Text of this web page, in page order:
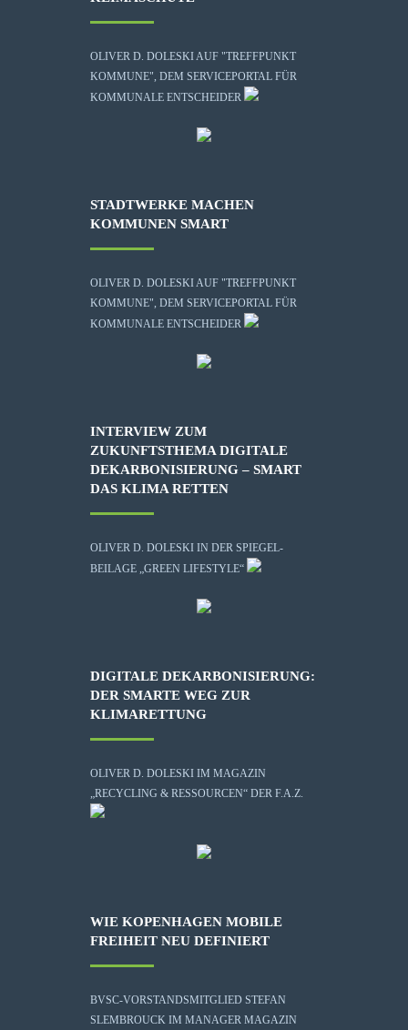
OLIVER D. DOLESKI AUF "TREFFPUNKT
KOMMUNE", DEM SERVICEPORTAL FÜR
KOMMUNALE ENTSCHEIDER
STADTWERKE MACHEN
KOMMUNEN SMART
OLIVER D. DOLESKI AUF "TREFFPUNKT
KOMMUNE", DEM SERVICEPORTAL FÜR
KOMMUNALE ENTSCHEIDER
INTERVIEW ZUM
ZUKUNFTSTHEMA DIGITALE
DEKARBONISIERUNG – SMART
DAS KLIMA RETTEN
OLIVER D. DOLESKI IN DER SPIEGEL-
BEILAGE „GREEN LIFESTYLE“
DIGITALE DEKARBONISIERUNG:
DER SMARTE WEG ZUR
KLIMARETTUNG
OLIVER D. DOLESKI IM MAGAZIN
„RECYCLING & RESSOURCEN“ DER F.A.Z.
WIE KOPENHAGEN MOBILE
FREIHEIT NEU DEFINIERT
BVSC-VORSTANDSMITGLIED STEFAN
SLEMBROUCK IM MANAGER MAGAZIN